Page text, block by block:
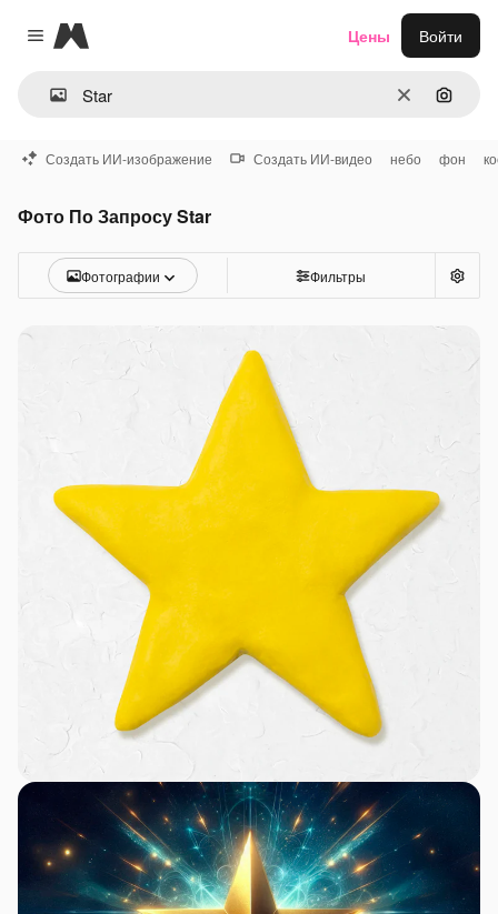
Close menu
Magnific
ОчиститьПоиск
Цены Войти
Создать ИИ-изображение Создать ИИ-видео небо фон
Фото По Запросу Star
Фотографии Фильтры